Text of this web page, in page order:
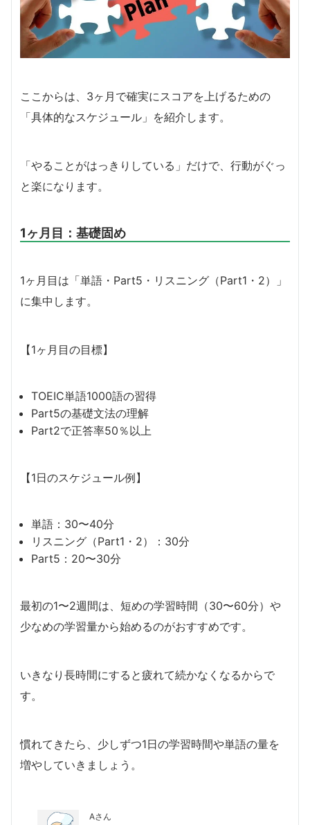
ここからは、3ヶ月で確実にスコアを上げるための
「具体的なスケジュール」を紹介します。
「やることがはっきりしている」だけで、行動がぐっ
と楽になります。
1ヶ月目：基礎固め
1ヶ月目は「単語・Part5・リスニング（Part1・2）」
に集中します。
【1ヶ月目の目標】
TOEIC単語1000語の習得
Part5の基礎文法の理解
Part2で正答率50％以上
【1日のスケジュール例】
単語：30〜40分
リスニング（Part1・2）：30分
Part5：20〜30分
最初の1〜2週間は、短めの学習時間（30〜60分）や
少なめの学習量から始めるのがおすすめです。
いきなり長時間にすると疲れて続かなくなるからで
す。
慣れてきたら、少しずつ1日の学習時間や単語の量を
増やしていきましょう。
Aさん